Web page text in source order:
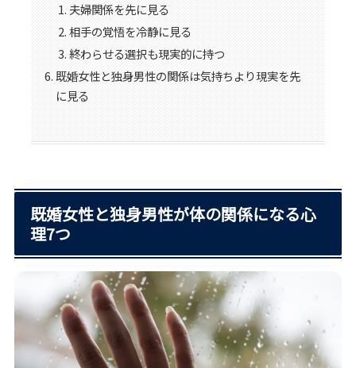
夫婦関係を先に見る
相手の覚悟を冷静に見る
終わらせる選択も現実的に持つ
既婚女性と独身男性の関係は気持ちより現実を先
に見る
既婚女性と独身男性が体の関係になる心
理7つ